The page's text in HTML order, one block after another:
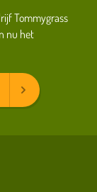
Tommygrass
nu het